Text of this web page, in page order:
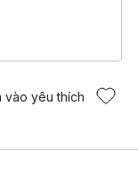
vào yêu thích